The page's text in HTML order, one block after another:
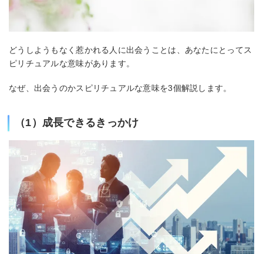
どうしようもなく惹かれる人に出会うことは、あなたにとってス
ピリチュアルな意味があります。
なぜ、出会うのかスピリチュアルな意味を3個解説します。
（1）成長できるきっかけ